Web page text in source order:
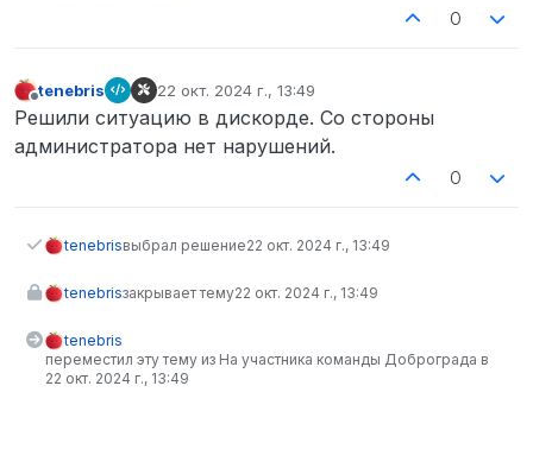
0
tenebris 22 окт. 2024 г., 13:49
отредактировано
Решили ситуацию в дискорде. Со стороны
администратора нет нарушений.
0
tenebrisвыбрал решение22 окт. 2024 г., 13:49
tenebrisзакрывает тему22 окт. 2024 г., 13:49
tenebris
переместил эту тему из На участника команды Доброграда в
22 окт. 2024 г., 13:49